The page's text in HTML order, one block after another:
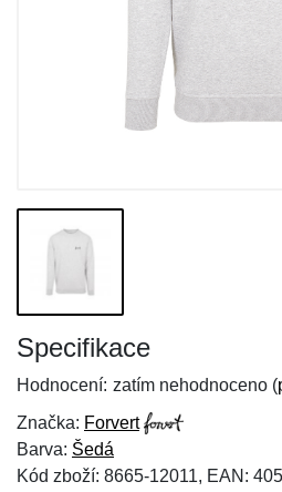
Specifikace
Hodnocení: zatím nehodnoceno (
Značka: Forvert
Barva: Šedá
Kód zboží: 8665-12011, EAN: